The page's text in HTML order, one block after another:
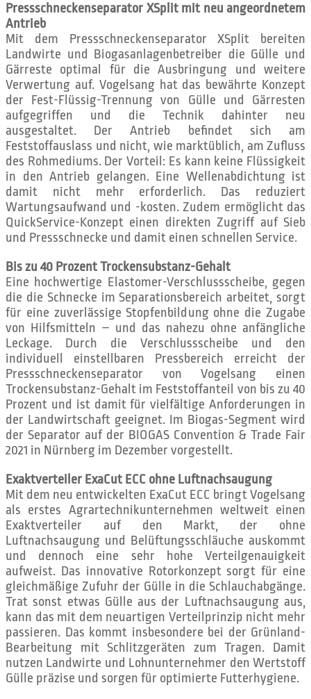
Pressschneckenseparator XSplit mit neu angeordnetem
Antrieb
Mit dem Pressschneckenseparator XSplit bereiten
Landwirte und Biogasanlagenbetreiber die Gülle und
Gärreste optimal für die Ausbringung und weitere
Verwertung auf. Vogelsang hat das bewährte Konzept
der Fest-Flüssig-Trennung von Gülle und Gärresten
aufgegriffen und die Technik dahinter neu
ausgestaltet. Der Antrieb befindet sich am
Feststoffauslass und nicht, wie marktüblich, am Zufluss
des Rohmediums. Der Vorteil: Es kann keine Flüssigkeit
in den Antrieb gelangen. Eine Wellenabdichtung ist
damit nicht mehr erforderlich. Das reduziert
Wartungsaufwand und -kosten. Zudem ermöglicht das
QuickService-Konzept einen direkten Zugriff auf Sieb
und Pressschnecke und damit einen schnellen Service.
Bis zu 40 Prozent Trockensubstanz-Gehalt
Eine hochwertige Elastomer-Verschlussscheibe, gegen
die die Schnecke im Separationsbereich arbeitet, sorgt
für eine zuverlässige Stopfenbildung ohne die Zugabe
von Hilfsmitteln – und das nahezu ohne anfängliche
Leckage. Durch die Verschlussscheibe und den
individuell einstellbaren Pressbereich erreicht der
Pressschneckenseparator von Vogelsang einen
Trockensubstanz-Gehalt im Feststoffanteil von bis zu 40
Prozent und ist damit für vielfältige Anforderungen in
der Landwirtschaft geeignet. Im Biogas-Segment wird
der Separator auf der BIOGAS Convention & Trade Fair
2021 in Nürnberg im Dezember vorgestellt.
Exaktverteiler ExaCut ECC ohne Luftnachsaugung
Mit dem neu entwickelten ExaCut ECC bringt Vogelsang
als erstes Agrartechnikunternehmen weltweit einen
Exaktverteiler auf den Markt, der ohne
Luftnachsaugung und Belüftungsschläuche auskommt
und dennoch eine sehr hohe Verteilgenauigkeit
aufweist. Das innovative Rotorkonzept sorgt für eine
gleichmäßige Zufuhr der Gülle in die Schlauchabgänge.
Trat sonst etwas Gülle aus der Luftnachsaugung aus,
kann das mit dem neuartigen Verteilprinzip nicht mehr
passieren. Das kommt insbesondere bei der Grünland-
Bearbeitung mit Schlitzgeräten zum Tragen. Damit
nutzen Landwirte und Lohnunternehmer den Wertstoff
Gülle präzise und sorgen für optimierte Futterhygiene.